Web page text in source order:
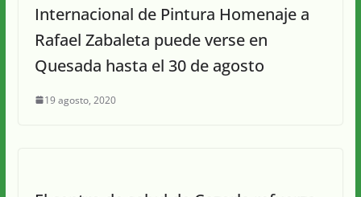
Internacional de Pintura Homenaje a
Rafael Zabaleta puede verse en
Quesada hasta el 30 de agosto
19 agosto, 2020